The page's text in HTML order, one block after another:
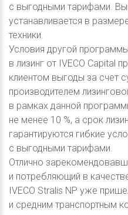
с выгодными тарифами.
устанавливается в
техники.
Условия другой
в лизинг от IVECO Capital
клиентом выгоды за счет
производителем
в рамках данной
не менее 10 %, а срок
гарантируются гибкие
с выгодными тарифами.
Отлично
и потребляющий в
IVECO Stralis NP уже
и средним транспортным